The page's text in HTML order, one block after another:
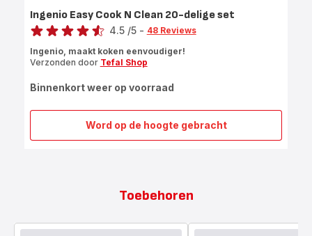
Word op de hoogte gebracht
Ingenio
20-
set
Ingenio Easy Cook N Clean 20-delige set
Score
4.5 /5 - 48 Reviews
Ingenio, maakt koken eenvoudiger!
Verzonden door Tefal Shop
Binnenkort weer op voorraad
Toebehoren